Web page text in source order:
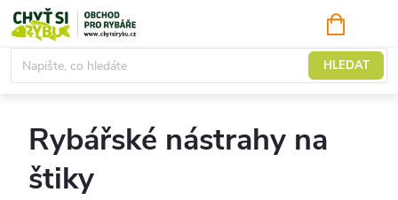
Přejít
na
obsah
HLEDAT
KOŠÍK
Nástrahy a návnady
Rybářské nástrahy na
štiky